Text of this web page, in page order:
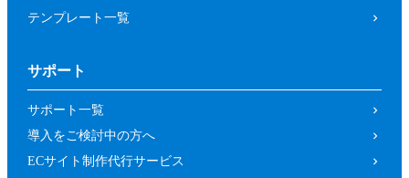
テンプレート一覧
サポート
サポート一覧
導入をご検討中の方へ
ECサイト制作代行サービス